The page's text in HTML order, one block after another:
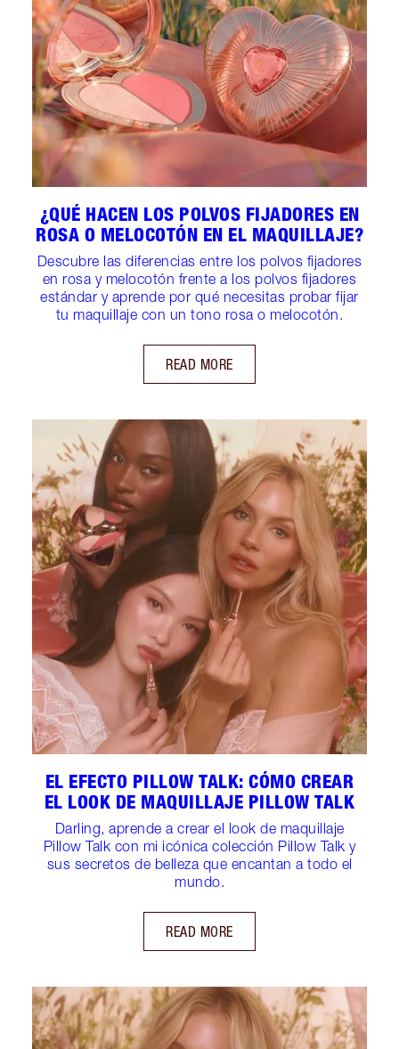
¿QUÉ HACEN LOS POLVOS FIJADORES EN
ROSA O MELOCOTÓN EN EL MAQUILLAJE?
Descubre las diferencias entre los polvos fijadores
en rosa y melocotón frente a los polvos fijadores
estándar y aprende por qué necesitas probar fijar
tu maquillaje con un tono rosa o melocotón.
READ MORE
EL EFECTO PILLOW TALK: CÓMO CREAR
EL LOOK DE MAQUILLAJE PILLOW TALK
Darling, aprende a crear el look de maquillaje
Pillow Talk con mi icónica colección Pillow Talk y
sus secretos de belleza que encantan a todo el
mundo.
READ MORE